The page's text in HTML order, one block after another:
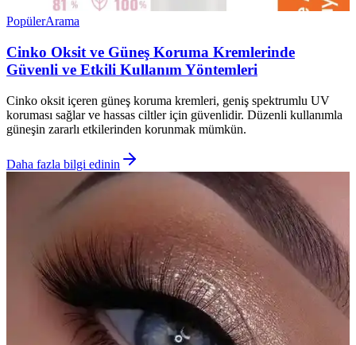
PopülerArama
Cinko Oksit ve Güneş Koruma Kremlerinde
Güvenli ve Etkili Kullanım Yöntemleri
Cinko oksit içeren güneş koruma kremleri, geniş spektrumlu UV
koruması sağlar ve hassas ciltler için güvenlidir. Düzenli kullanımla
güneşin zararlı etkilerinden korunmak mümkün.
Daha fazla bilgi edinin